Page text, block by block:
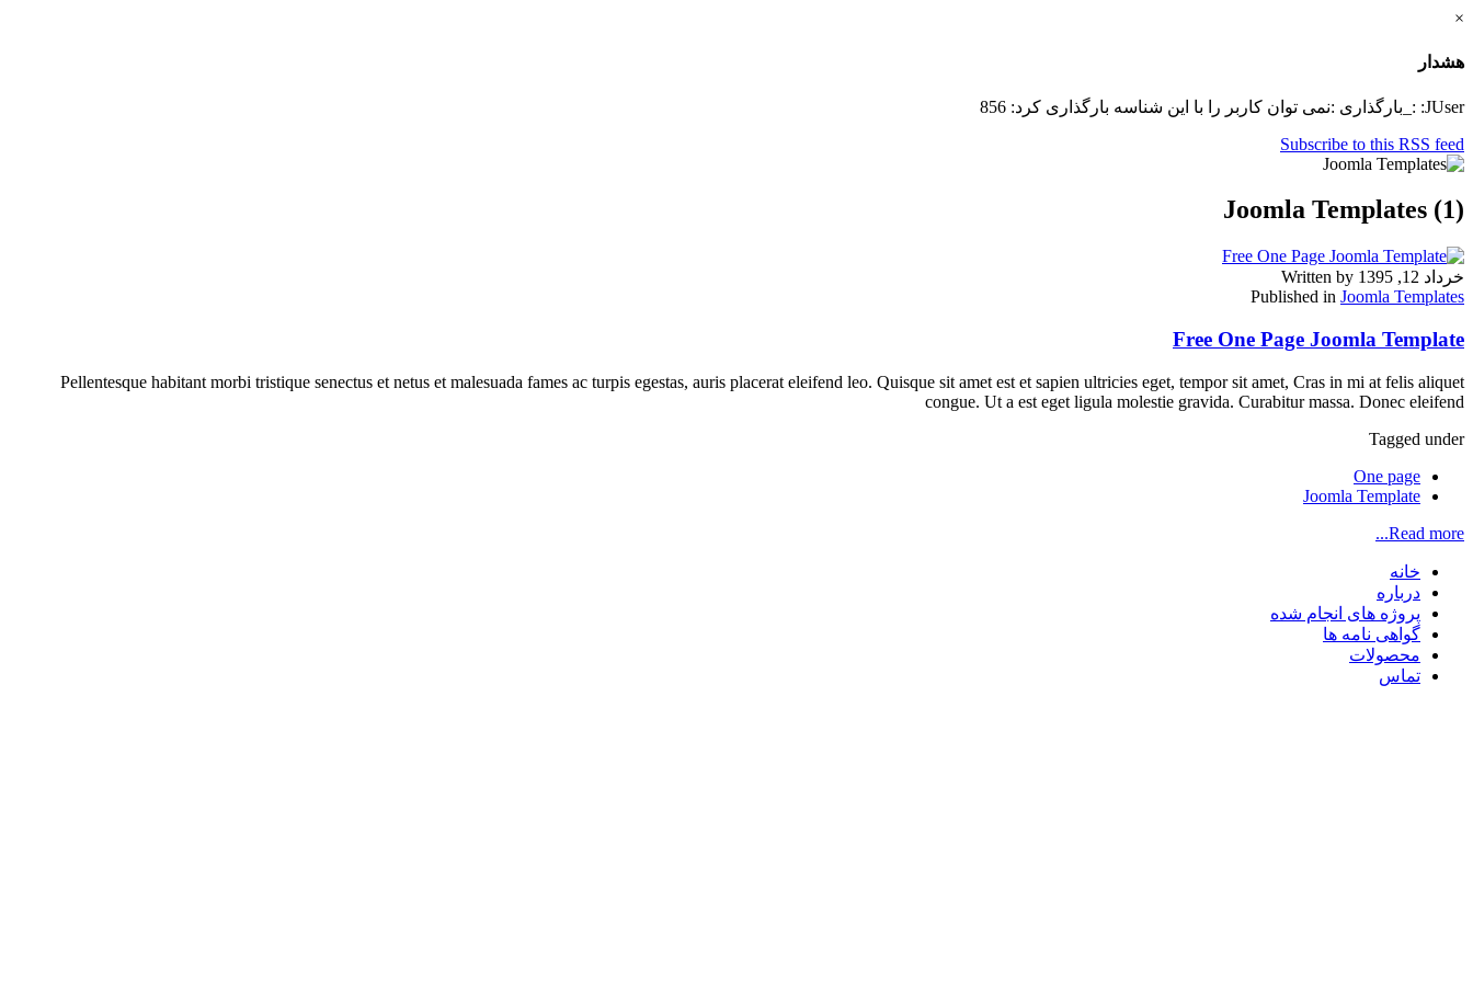
×
هشدار
JUser: :_بارگذاری :نمی توان کاربر را با این شناسه بارگذاری کرد: 856
Subscribe to this RSS feed
Joomla Templates (1)
خرداد 12, 1395
Written by
Published in Joomla Templates
Free One Page Joomla Template
Pellentesque habitant morbi tristique senectus et netus et malesuada fames ac turpis egestas, auris placerat eleifend leo. Quisque sit amet est et sapien ultricies eget, tempor sit amet, Cras in mi at felis aliquet
congue. Ut a est eget ligula molestie gravida. Curabitur massa. Donec eleifend
Tagged under
One page
Joomla Template
Read more...
خانه
درباره
پروژه های انجام شده
گواهی نامه ها
محصولات
تماس